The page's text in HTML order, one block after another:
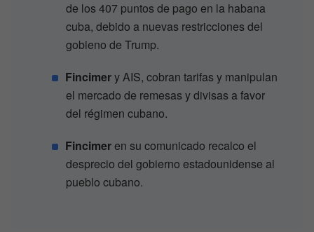
de los 407 puntos de pago en la habana
cuba, debido a nuevas restricciones del
gobieno de Trump.
Fincimery AIS, cobran tarifas y manipulan
el mercado de remesas y divisas a favor
del régimen cubano.
Fincimeren su comunicado recalco el
desprecio del gobierno estadounidense al
pueblo cubano.